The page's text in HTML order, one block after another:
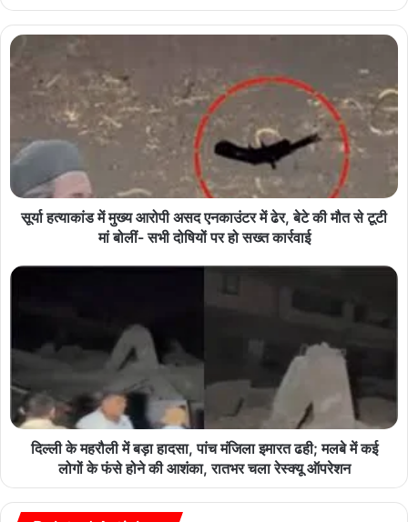
सूर्या हत्याकांड में मुख्य आरोपी असद एनकाउंटर में ढेर, बेटे की मौत से टूटी
मां बोलीं- सभी दोषियों पर हो सख्त कार्रवाई
दिल्ली के महरौली में बड़ा हादसा, पांच मंजिला इमारत ढही; मलबे में कई
लोगों के फंसे होने की आशंका, रातभर चला रेस्क्यू ऑपरेशन